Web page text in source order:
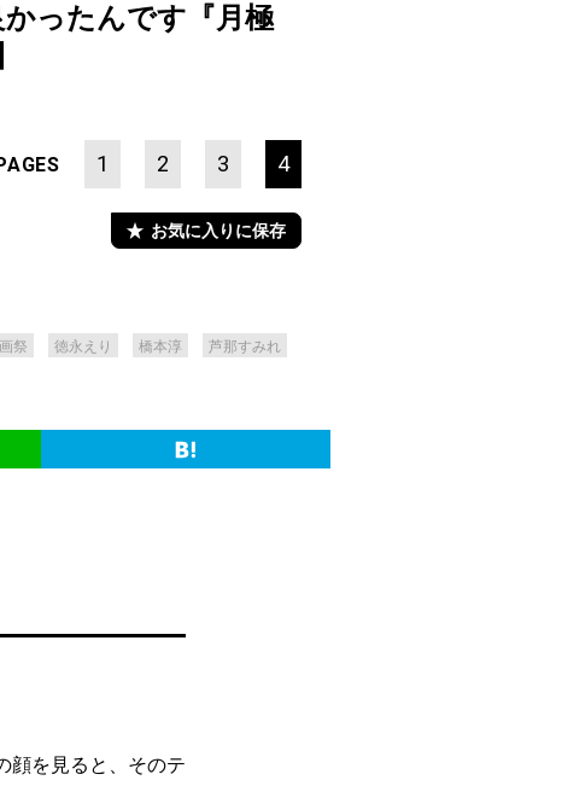
ったんです『月極
1 2 3 4
お気に入りに保存
祭 徳永えり 橋本淳 芦那すみれ
顔を見ると、そのテ